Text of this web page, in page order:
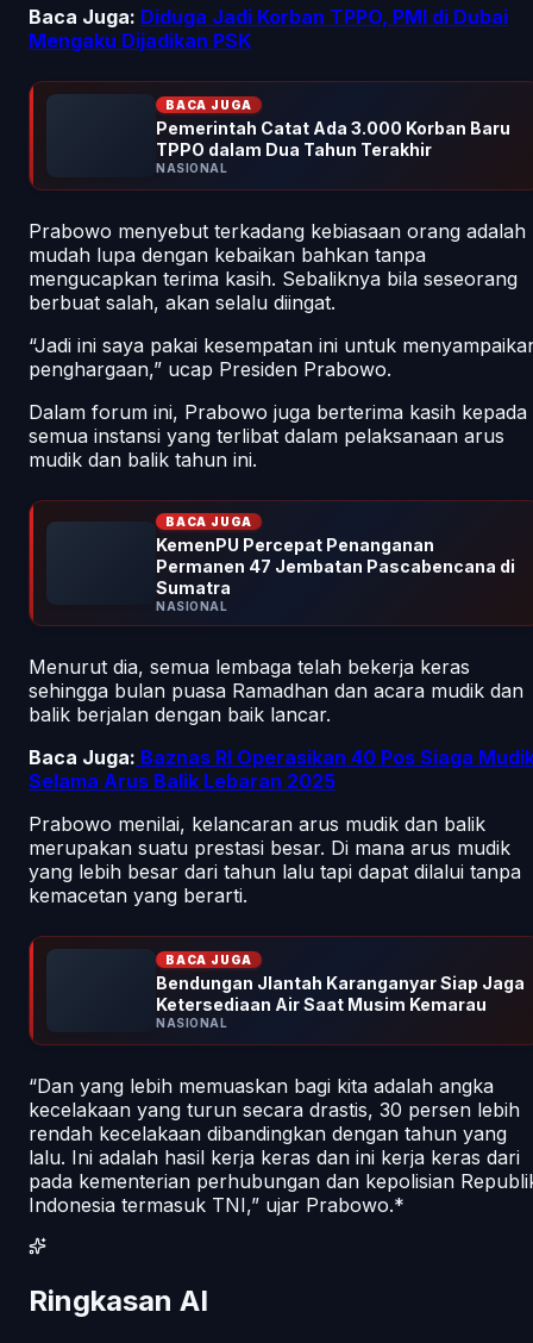
Baca Juga: Diduga Jadi Korban TPPO, PMI di Dubai
Mengaku Dijadikan PSK
BACA JUGA
Pemerintah Catat Ada 3.000 Korban Baru
TPPO dalam Dua Tahun Terakhir
NASIONAL
Prabowo menyebut terkadang kebiasaan orang adalah
mudah lupa dengan kebaikan bahkan tanpa
mengucapkan terima kasih. Sebaliknya bila seseorang
berbuat salah, akan selalu diingat.
“Jadi ini saya pakai kesempatan ini untuk
penghargaan,” ucap Presiden Prabowo.
Dalam forum ini, Prabowo juga berterima kasih kepada
semua instansi yang terlibat dalam pelaksanaan arus
mudik dan balik tahun ini.
BACA JUGA
KemenPU Percepat Penanganan
Permanen 47 Jembatan Pascabencana di
Sumatra
NASIONAL
Menurut dia, semua lembaga telah bekerja keras
sehingga bulan puasa Ramadhan dan acara mudik dan
balik berjalan dengan baik lancar.
Baca Juga: Baznas RI Operasikan 40 Pos Siaga
Selama Arus Balik Lebaran 2025
Prabowo menilai, kelancaran arus mudik dan balik
merupakan suatu prestasi besar. Di mana arus mudik
yang lebih besar dari tahun lalu tapi dapat dilalui tanpa
kemacetan yang berarti.
BACA JUGA
Bendungan Jlantah Karanganyar Siap Jaga
Ketersediaan Air Saat Musim Kemarau
NASIONAL
“Dan yang lebih memuaskan bagi kita adalah angka
kecelakaan yang turun secara drastis, 30 persen lebih
rendah kecelakaan dibandingkan dengan tahun yang
lalu. Ini adalah hasil kerja keras dan ini kerja keras dari
pada kementerian perhubungan dan kepolisian
Indonesia termasuk TNI,” ujar Prabowo.*
Ringkasan AI